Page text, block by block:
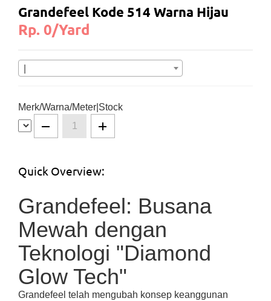
Grandefeel Kode 514 Warna Hijau
Rp. 0/Yard
Merk/Warna/Meter|Stock
Quick Overview:
Grandefeel: Busana
Mewah dengan
Teknologi "Diamond
Glow Tech"
Grandefeel telah mengubah konsep keanggunan